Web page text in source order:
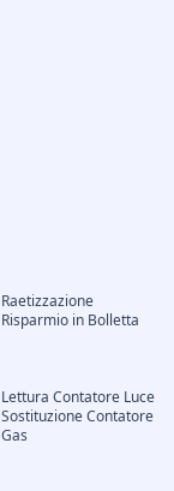
Raetizzazione
Risparmio in Bolletta
Lettura Contatore Luce
Sostituzione Contatore
Gas